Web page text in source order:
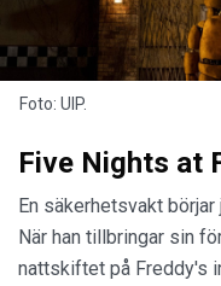
Foto: UIP.
Five Nights at
En säkerhetsvakt
När han tillbringar sin
nattskiftet på Freddy's